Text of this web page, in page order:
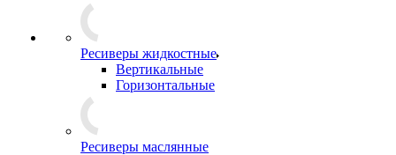
Ресиверы жидкостные
Вертикальные
Горизонтальные
Ресиверы маслянные